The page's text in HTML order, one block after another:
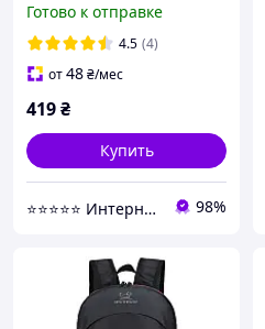
Рюкзачок для
путешествий | Рюкзак
ручная кладь
Готово к отправке
4.5 (4)
от48₴/мес
419₴
Купить
⭐⭐⭐⭐⭐ Интернет магазин Добра Мама 98%